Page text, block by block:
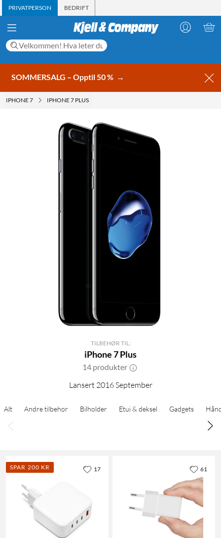
PRIVATPERSON BEDRIFT
SOMMERSALG – Opptil 50 % →
IPHONE 7 IPHONE 7 PLUS
TILBEHØR TIL:
iPhone 7 Plus
14 produkter
Lansert 2016 September
Alt Andre tilbehør Bilholder Etui & deksel Gadgets
SPAR 200 KR 17 61